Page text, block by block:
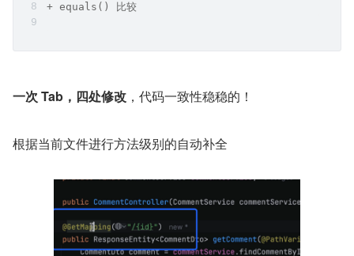
+ equals() 比较
一次 Tab，四处修改 ，代码一致性稳稳的！
根据当前文件进行方法级别的自动补全